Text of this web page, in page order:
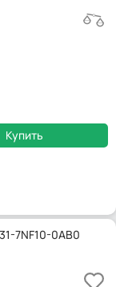
Купить
7NF10-0AB0